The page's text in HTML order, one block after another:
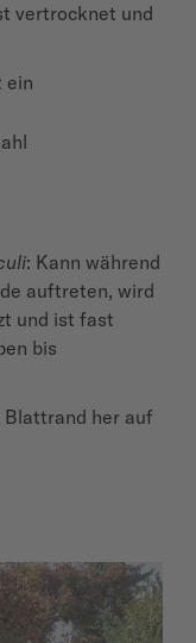
vertrocknet und
ein
: Kann während
auftreten, wird
und ist fast
bis
Blattrand her auf